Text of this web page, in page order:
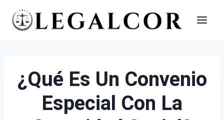
Saltar
¿Qué Es Un Convenio
Especial Con La